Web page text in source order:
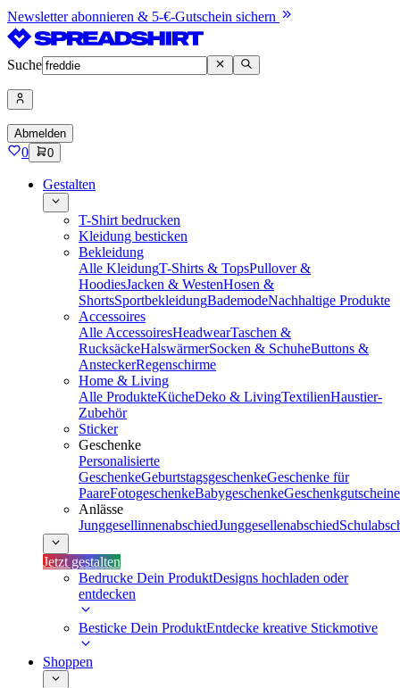
Newsletter abonnieren & 5-€-Gutschein sichern
Suche
Abmelden
0 0
Gestalten
T-Shirt bedrucken
Kleidung besticken
Bekleidung
Alle KleidungT-Shirts & TopsPullover &
HoodiesJacken & WestenHosen &
ShortsSportbekleidungBademodeNachhaltige Produkte
Accessoires
Alle AccessoiresHeadwearTaschen &
RucksäckeHalswärmerSocken & SchuheButtons &
AnsteckerRegenschirme
Home & Living
Alle ProdukteKücheDeko & LivingTextilienHaustier-
Zubehör
Sticker
Geschenke
Personalisierte
GeschenkeGeburtstagsgeschenkeGeschenke für
PaareFotogeschenkeBabygeschenkeGeschenkgutscheine
Anlässe
JunggesellinnenabschiedJunggesellenabschied
Jetzt gestalten
Bedrucke Dein ProduktDesigns hochladen oder
entdecken
Besticke Dein ProduktEntdecke kreative Stickmotive
Shoppen